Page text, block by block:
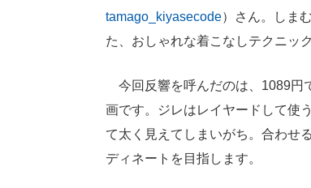
tamago_kiyasecode）さん。しま
た、おしゃれな着こなしテクニッ
今回反響を呼んだのは、1089円
画です。ジレはレイヤードして使
て太く見えてしまいがち。合わせ
ディネートを目指します。